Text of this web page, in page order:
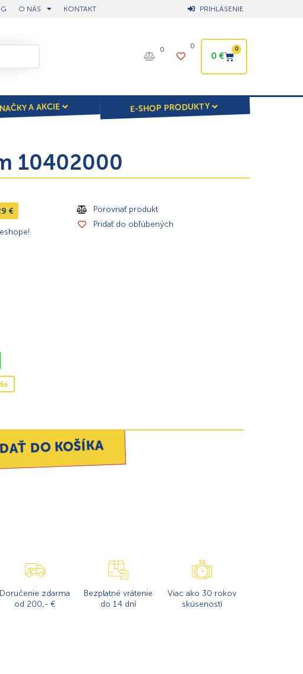
O NÁS KONTAKT PRIHLÁSENIE
0 0
0€
0
A AKCIE E-SHOP PRODUKTY
10402000
€
Porovnať produkt
Pridať do obľúbených
DO KOŠÍKA
Doručenie zdarma
od 200,- €
Bezplatné vrátenie
do 14 dní
Viac ako 30 rokov
skúseností